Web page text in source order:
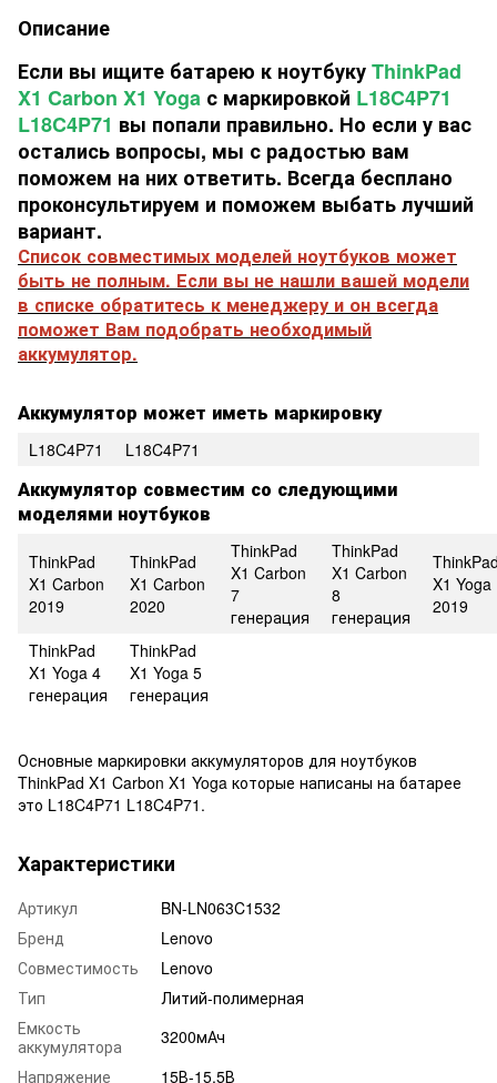
Описание
Если вы ищите батарею к ноутбукуThinkPad
X1 Carbon X1 Yoga с маркировкой L18C4P71
L18C4P71 вы попали правильно. Но если у вас
остались вопросы, мы с радостью вам
поможем на них ответить. Всегда бесплано
проконсультируем и поможем выбать лучший
вариант.
Список совместимых моделей ноутбуков может
быть не полным. Если вы не нашли вашей модели
в списке обратитесь к менеджеру и он всегда
поможет Вам подобрать необходимый
аккумулятор.
Аккумулятор может иметь маркировку
L18C4P71 L18C4P71
Аккумулятор совместим со следующими
моделями ноутбуков
ThinkPad
X1 Carbon
2019
ThinkPad
X1 Carbon
2020
ThinkPad
X1 Carbon
7
генерация
ThinkPad
X1 Carbon
8
генерация
X1 Yoga
2019
ThinkPad
X1 Yoga 4
генерация
ThinkPad
X1 Yoga 5
генерация
Основные маркировки аккумуляторов для ноутбуков
ThinkPad X1 Carbon X1 Yoga которые написаны на батарее
это L18C4P71 L18C4P71.
Характеристики
Артикул
BN-LN063C1532
Бренд
Lenovo
Совместимость
Lenovo
Тип
Литий-полимерная
Емкость
аккумулятора
3200мАч
Напряжение
15В-15,5В